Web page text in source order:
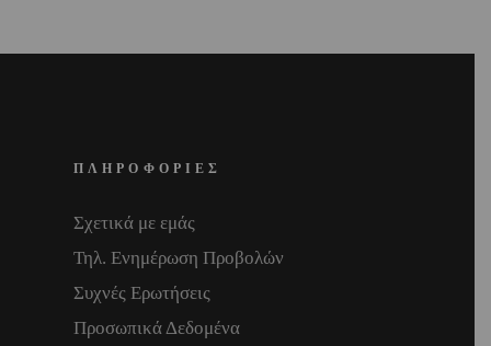
ΠΛΗΡΟΦΟΡΙΕΣ
Σχετικά με εμάς
Τηλ. Ενημέρωση Προβολών
Συχνές Ερωτήσεις
Προσωπικά Δεδομένα